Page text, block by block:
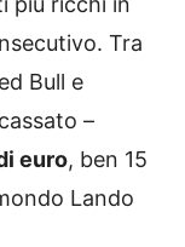
Tra
Bull e
–
euro, ben 15
Lando